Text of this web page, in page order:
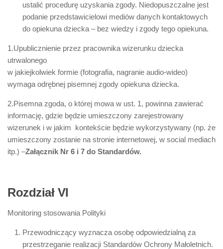
ustalić procedurę uzyskania zgody. Niedopuszczalne jest
podanie przedstawicielowi mediów danych kontaktowych
do opiekuna dziecka – bez wiedzy i zgody tego opiekuna.
1.Upublicznienie przez pracownika wizerunku dziecka
utrwalonego
w jakiejkolwiek formie (fotografia, nagranie audio-wideo)
wymaga odrębnej pisemnej zgody opiekuna dziecka.
2.Pisemna zgoda, o której mowa w ust. 1, powinna zawierać
informację, gdzie będzie umieszczony zarejestrowany
wizerunek i w jakim kontekście będzie wykorzystywany (np. że
umieszczony zostanie na stronie internetowej, w social mediach
itp.) –Załącznik Nr 6 i 7 do Standardów.
Rozdział VI
Monitoring stosowania Polityki
Przewodniczący wyznacza osobę odpowiedzialną za
przestrzeganie realizacji Standardów Ochrony Małoletnich.